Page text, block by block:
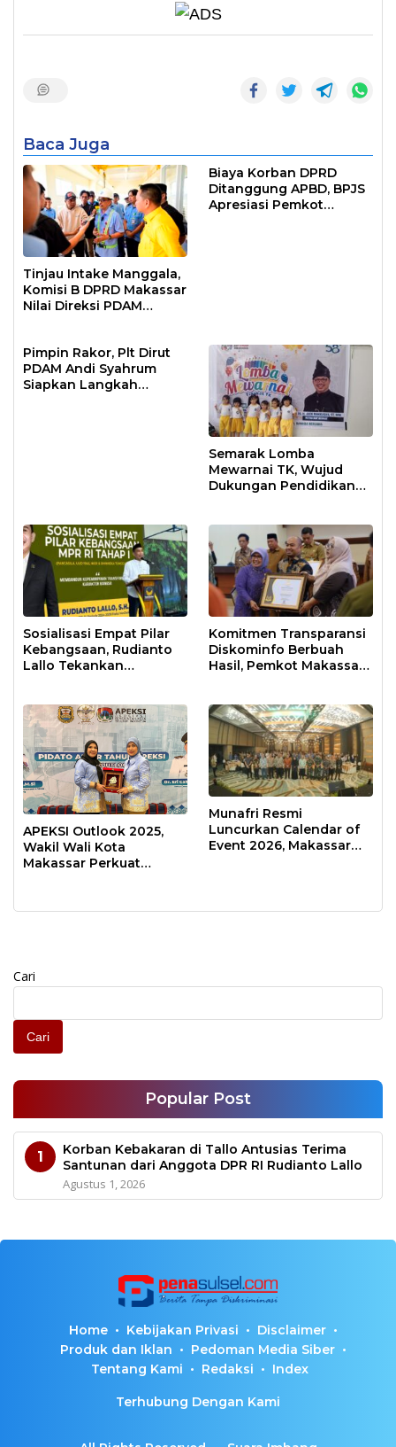
Baca Juga
Tinjau Intake Manggala,
Komisi B DPRD Makassar
Nilai Direksi PDAM
Biaya Korban DPRD
Ditanggung APBD, BPJS
Apresiasi Pemkot
Pimpin Rakor, Plt Dirut
PDAM Andi Syahrum
Siapkan Langkah
Semarak Lomba
Mewarnai TK, Wujud
Dukungan Pendidikan
Sosialisasi Empat Pilar
Kebangsaan, Rudianto
Lallo Tekankan
Komitmen Transparansi
Diskominfo Berbuah
Hasil, Pemkot Makassar
APEKSI Outlook 2025,
Wakil Wali Kota
Makassar Perkuat
Munafri Resmi
Luncurkan Calendar of
Event 2026, Makassar
Cari
Cari
Popular Post
1
Korban Kebakaran di Tallo Antusias Terima
Santunan dari Anggota DPR RI Rudianto Lallo
Agustus 1, 2026
Home Kebijakan Privasi
Disclaimer
Produk dan Iklan
Pedoman Media Siber
Tentang Kami
Redaksi Index
Terhubung Dengan Kami